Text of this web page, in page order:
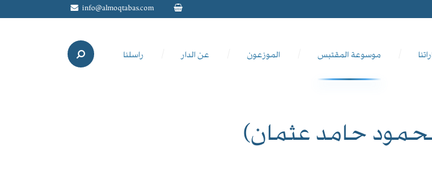
info@almoqtabas.com
موسوعة المقتبس الموزعون عن الدار راسلنا
حامد عثمان)